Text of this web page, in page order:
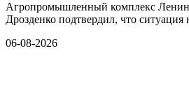
Агропромышленный комплекс
Дрозденко подтвердил, что
06-08-2026